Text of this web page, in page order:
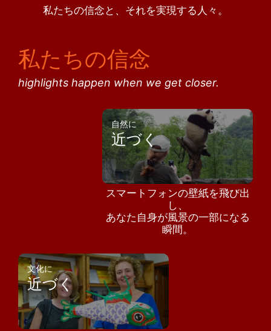
私たちの信念と、それを実現する人々。
私たちの信念
highlights happen when we get closer.
自然に
近づく
スマートフォンの壁紙を飛び出
し、
あなた自身が風景の一部になる
瞬間。
文化に
近づく